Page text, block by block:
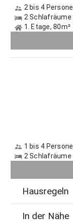
2 bis 4
2 Schlafräume
1. Etage, 80m²
1 bis 4
2 Schlafräume
Hausregeln
In der Nähe